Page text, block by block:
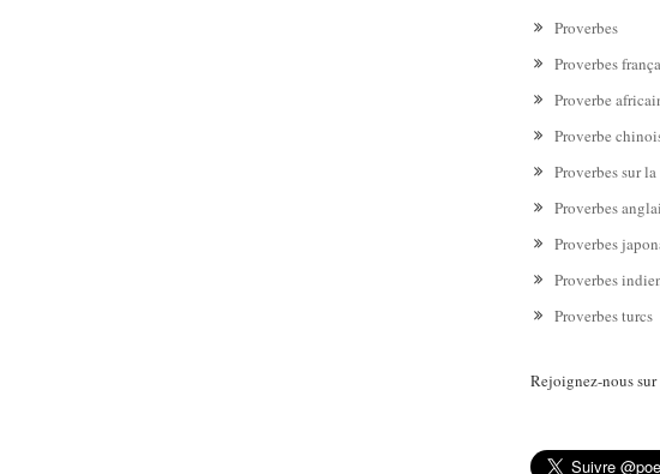
Proverbes
Proverbes
Proverbe
Proverbe
Proverbes sur
Proverbes
Proverbes
Proverbes
Proverbes turcs
Rejoignez-nous sur